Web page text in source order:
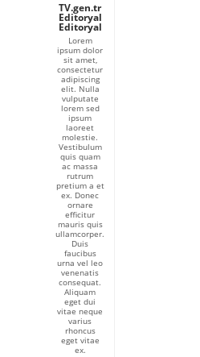
TV.gen.tr
Editoryal
Editoryal
Lorem
ipsum dolor
sit amet,
consectetur
adipiscing
elit. Nulla
vulputate
lorem sed
ipsum
laoreet
molestie.
Vestibulum
quis quam
ac massa
rutrum
pretium a et
ex. Donec
ornare
efficitur
mauris quis
ullamcorper.
Duis
faucibus
urna vel leo
venenatis
consequat.
Aliquam
eget dui
vitae neque
varius
rhoncus
eget vitae
ex.